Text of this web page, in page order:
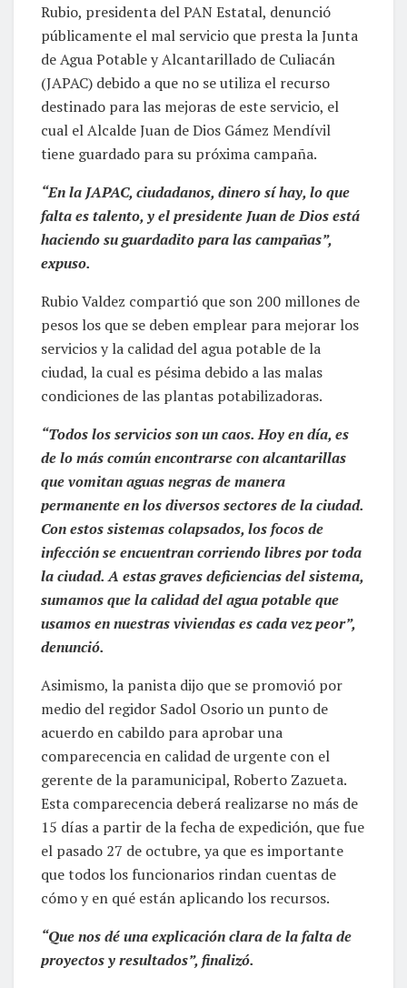
Rubio, presidenta del PAN Estatal, denunció
públicamente el mal servicio que presta la Junta
de Agua Potable y Alcantarillado de Culiacán
(JAPAC) debido a que no se utiliza el recurso
destinado para las mejoras de este servicio, el
cual el Alcalde Juan de Dios Gámez Mendívil
tiene guardado para su próxima campaña.
“En la JAPAC, ciudadanos, dinero sí hay, lo que
falta es talento, y el presidente Juan de Dios está
haciendo su guardadito para las campañas”,
expuso.
Rubio Valdez compartió que son 200 millones de
pesos los que se deben emplear para mejorar los
servicios y la calidad del agua potable de la
ciudad, la cual es pésima debido a las malas
condiciones de las plantas potabilizadoras.
“Todos los servicios son un caos. Hoy en día, es
de lo más común encontrarse con alcantarillas
que vomitan aguas negras de manera
permanente en los diversos sectores de la ciudad.
Con estos sistemas colapsados, los focos de
infección se encuentran corriendo libres por toda
la ciudad. A estas graves deficiencias del sistema,
sumamos que la calidad del agua potable que
usamos en nuestras viviendas es cada vez peor”,
denunció.
Asimismo, la panista dijo que se promovió por
medio del regidor Sadol Osorio un punto de
acuerdo en cabildo para aprobar una
comparecencia en calidad de urgente con el
gerente de la paramunicipal, Roberto Zazueta.
Esta comparecencia deberá realizarse no más de
15 días a partir de la fecha de expedición, que fue
el pasado 27 de octubre, ya que es importante
que todos los funcionarios rindan cuentas de
cómo y en qué están aplicando los recursos.
“Que nos dé una explicación clara de la falta de
proyectos y resultados”, finalizó.